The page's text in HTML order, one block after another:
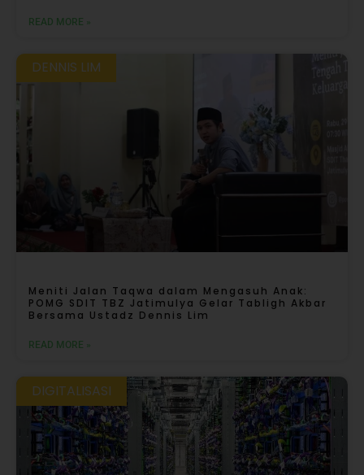
READ MORE »
DENNIS LIM
Meniti Jalan Taqwa dalam Mengasuh Anak:
POMG SDIT TBZ Jatimulya Gelar Tabligh Akbar
Bersama Ustadz Dennis Lim
READ MORE »
DIGITALISASI